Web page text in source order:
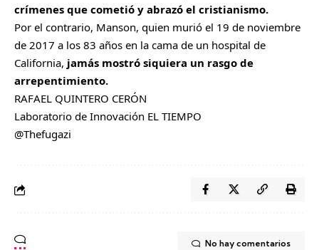
crímenes que cometió y abrazó el cristianismo.
Por el contrario, Manson, quien murió el 19 de noviembre
de 2017 a los 83 años en la cama de un hospital de
California, jamás mostró siquiera un rasgo de
arrepentimiento.
RAFAEL QUINTERO CERÓN
Laboratorio de Innovación EL TIEMPO
@Thefugazi
No hay comentarios